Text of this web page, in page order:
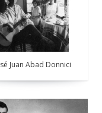
Juan Abad Donnici